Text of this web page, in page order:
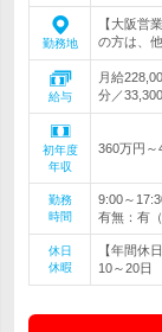
勤務地
【大阪営
の方は、
給与
月給
分／
初年度
年収
360万円～
勤務
時間
9:00～
有無：有
休日
休暇
【年間休
10～20日